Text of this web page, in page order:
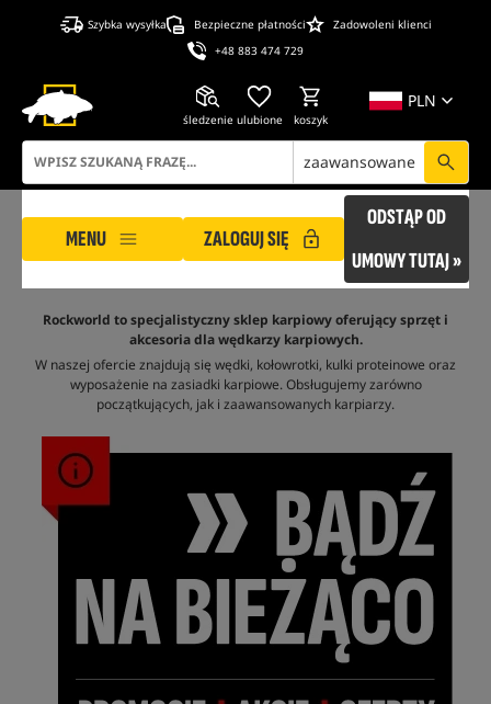
Szybka wysyłka Bezpieczne płatności
Zadowoleni klienci
+48 883 474 729
PLN
śledzenie ulubione koszyk
zaawansowane
MENU ZALOGUJ SIĘ
ODSTĄP OD
UMOWY TUTAJ »
Rockworld to specjalistyczny sklep karpiowy oferujący sprzęt i
akcesoria dla wędkarzy karpiowych.
W naszej ofercie znajdują się wędki, kołowrotki, kulki proteinowe oraz
wyposażenie na zasiadki karpiowe. Obsługujemy zarówno
początkujących, jak i zaawansowanych karpiarzy.